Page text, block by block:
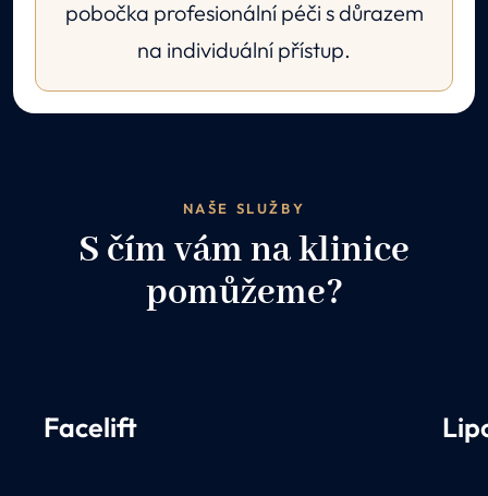
pobočka profesionální péči s důrazem
na individuální přístup.
NAŠE SLUŽBY
S čím vám na klinice
pomůžeme?
Facelift